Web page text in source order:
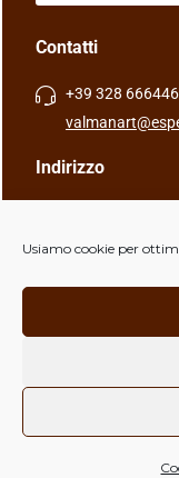
Usiamo cookie per
Contatti
+39 328
Indirizzo
Copyright ©